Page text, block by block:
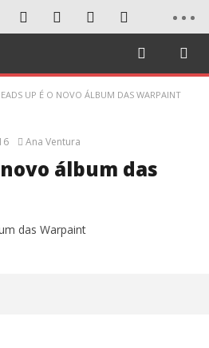
UP É O NOVO ÁLBUM DAS WARPAINT
Ana Ventura
álbum das